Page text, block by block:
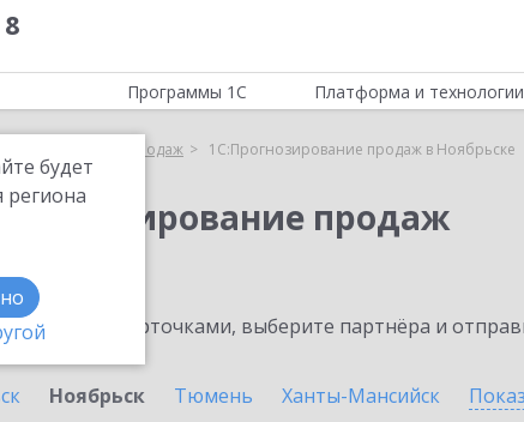
будет
региона
Программы 1С Платформа и технологии
продаж 1С:Прогнозирование продаж в Ноябрьске
продаж
карточками, выберите партнёра и
Ноябрьск Тюмень Ханты-Мансийск